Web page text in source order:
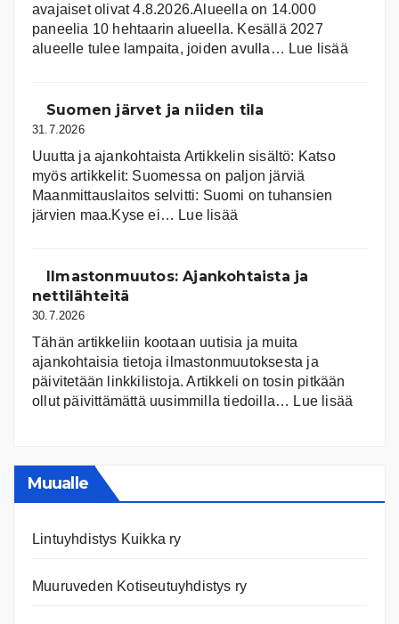
avajaiset olivat 4.8.2026.Alueella on 14.000
paneelia 10 hehtaarin alueella. Kesällä 2027
alueelle tulee lampaita, joiden avulla… Lue lisää:
Suomen järvet ja niiden tila
31.7.2026
Uuutta ja ajankohtaista Artikkelin sisältö: Katso
myös artikkelit: Suomessa on pal­jon jär­viä
Maanmittauslaitos selvitti: Suomi on tuhansien
järvien maa.Kyse ei… Lue lisää
ja
Ilmastonmuutos: Ajankohtaista ja
nettilähteitä
30.7.2026
Tähän artikkeliin kootaan uutisia ja muita
ajankohtaisia tietoja ilmastonmuutoksesta ja
päivitetään linkkilistoja. Artikkeli on tosin pitkään
ollut päivittämättä uusimmilla tiedoilla… Lue lisää
Muualle
Lintuyhdistys Kuikka ry
Muuruveden Kotiseutuyhdistys ry